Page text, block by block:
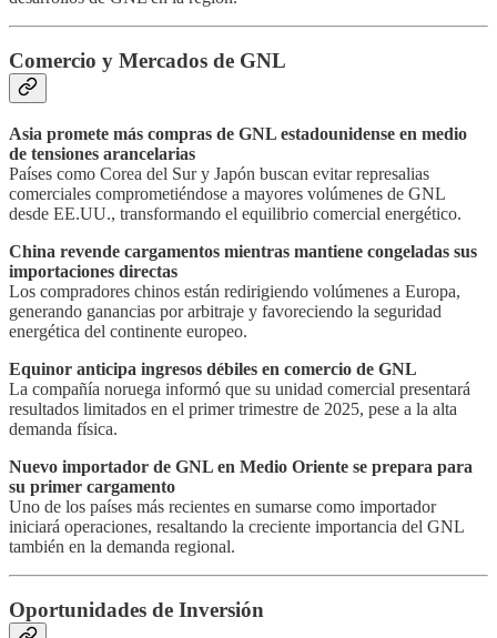
Comercio y Mercados de GNL
Asia promete más compras de GNL estadounidense en medio
de tensiones arancelarias
Países como Corea del Sur y Japón buscan evitar represalias
comerciales comprometiéndose a mayores volúmenes de GNL
desde EE.UU., transformando el equilibrio comercial energético.
China revende cargamentos mientras mantiene congeladas sus
importaciones directas
Los compradores chinos están redirigiendo volúmenes a Europa,
generando ganancias por arbitraje y favoreciendo la seguridad
energética del continente europeo.
Equinor anticipa ingresos débiles en comercio de GNL
La compañía noruega informó que su unidad comercial presentará
resultados limitados en el primer trimestre de 2025, pese a la alta
demanda física.
Nuevo importador de GNL en Medio Oriente se prepara para
su primer cargamento
Uno de los países más recientes en sumarse como importador
iniciará operaciones, resaltando la creciente importancia del GNL
también en la demanda regional.
Oportunidades de Inversión